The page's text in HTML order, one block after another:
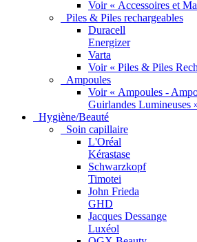
Voir « Accessoires et
Piles & Piles rechargeables
Duracell
Energizer
Varta
Voir « Piles & Piles
Ampoules
Voir « Ampoules -
Guirlandes Lumineuses
Hygiène/Beauté
Soin capillaire
L'Oréal
Kérastase
Schwarzkopf
Timotei
John Frieda
GHD
Jacques Dessange
Luxéol